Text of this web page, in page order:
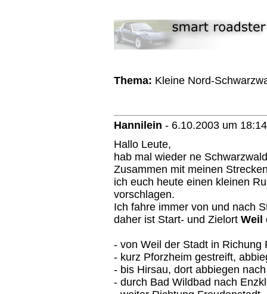
Thema: Kleine Nord-
Hannilein - 6.10.2003 um 18:14
Hallo Leute,
hab mal wieder ne
Zusammen mit meinen
ich euch heute einen kleinen
vorschlagen.
Ich fahre immer von und nach
daher ist Start- und Zielort Weil
- von Weil der Stadt in
- kurz Pforzheim gestreift,
- bis Hirsau, dort abbiegen
- durch Bad Wildbad nach